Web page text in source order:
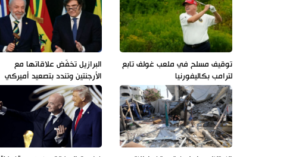
توقيف مسلح في ملعب غولف تابع
لترامب بكاليفورنيا
البرازيل تخفّض علاقاتها مع
الأرجنتين وتندد بتصعيد أميركي